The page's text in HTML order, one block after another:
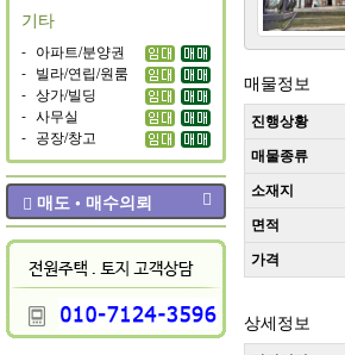
기타
- 아파트/분양권
- 빌라/연립/원룸
- 상가/빌딩
- 사무실
- 공장/창고
매도 • 매수의뢰
매물정보
진행상황
매물종류
소재지
면적
가격
상세정보